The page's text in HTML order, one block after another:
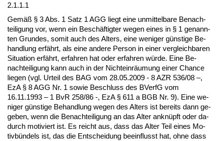
2.1.1.1
Gemäß § 3 Abs. 1 Satz 1 AGG liegt ei­ne un­mit­tel­ba­re Be­nach­
tei­li­gung vor, wenn ein Beschäftig­ter we­gen ei­nes in § 1 ge­nann­
ten Grun­des, so­mit auch des Al­ters, ei­ne we­ni­ger güns­ti­ge Be­
hand­lung erfährt, als ei­ne an­de­re Per­son in ei­ner ver­gleich­ba­ren
Si­tua­ti­on erfährt, er­fah­ren hat oder er­fah­ren würde. Ei­ne Be­
nach­tei­li­gung kann auch in der Nicht­einräum­ung ei­ner Chan­ce
lie­gen (vgl. Ur­teil des BAG vom 28.05.2009 - 8 AZR 536/08 –,
EzA § 8 AGG Nr. 1 so­wie Be­schluss des BVerfG vom
16.11.1993 – 1 BvR 258/86 -, EzA § 611 a BGB Nr. 9). Ei­ne we­
ni­ger güns­ti­ge Be­hand­lung we­gen des Al­ters ist be­reits dann ge­
ge­ben, wenn die Be­nach­tei­li­gung an das Al­ter an­knüpft oder da­
durch mo­ti­viert ist. Es reicht aus, dass das Al­ter Teil ei­nes Mo­
tivbündels ist, das die Ent­schei­dung be­ein­flusst hat, oh­ne dass